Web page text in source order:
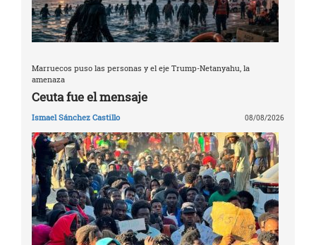
Marruecos puso las personas y el eje Trump-Netanyahu, la
amenaza
Ceuta fue el mensaje
Ismael Sánchez Castillo 08/08/2026